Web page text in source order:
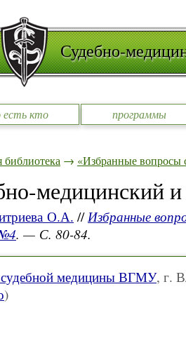
Судебно-
есть кто программы
→ «Избранные вопросы
медицинский и
О.А. //Избранные
. — С. 80-84.
медицины ВГМУ, г.
)